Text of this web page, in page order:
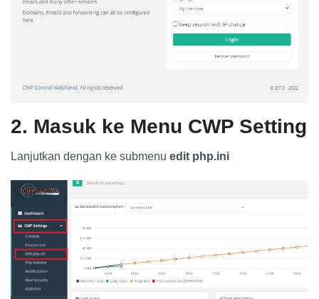
2. Masuk ke Menu CWP Setting
Lanjutkan dengan ke submenu edit php.ini